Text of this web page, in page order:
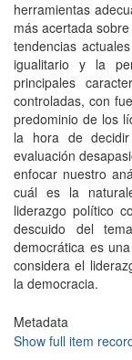
herramientas
más acertada
tendencias
igualitario y la
principales
controladas, con
predominio de los
la hora de
evaluación
enfocar nuestro
cuál es la
liderazgo político
descuido del
democrática es
considera el
la democracia.
Metadata
Show full item